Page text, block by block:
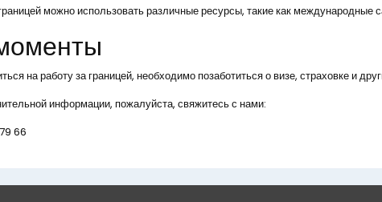
можно использовать различные ресурсы, такие как международные
на работу за границей, необходимо позаботиться о визе, страховке и
информации, пожалуйста, свяжитесь с нами:
66